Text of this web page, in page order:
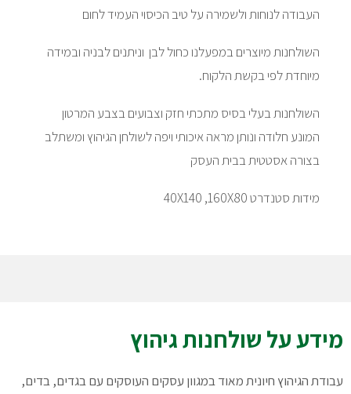
העבודה לנוחות ולשמירה על טיב הכיסוי העמיד לחום
השולחנות מיוצרים במפעלנו כחול לבן וניתנים לבניה ובמידה
מיוחדת לפי בקשת הלקוח.
השולחנות בעלי בסיס מתכתי חזק וצבועים בצבע המרטון
המונע חלודה ונותן מראה איכותי ויפה לשולחן הגיהוץ ומשתלב
בצורה אסטטית בבית העסק
מידות סטנדרט 40X140 ,160X80
מידע על שולחנות גיהוץ
עבודת הגיהוץ חיונית מאוד במגוון עסקים העוסקים עם בגדים, בדים,